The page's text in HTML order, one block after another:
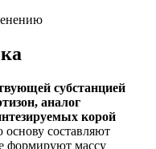
субстанцией
аналог
корой
основу составляют
формируют массу